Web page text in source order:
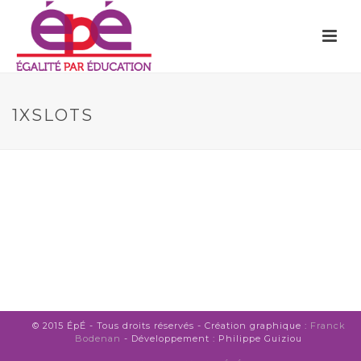
1XSLOTS
© 2015 ÉpÉ - Tous droits réservés - Création graphique : Franck
Bodenan - Développement : Philippe Guiziou